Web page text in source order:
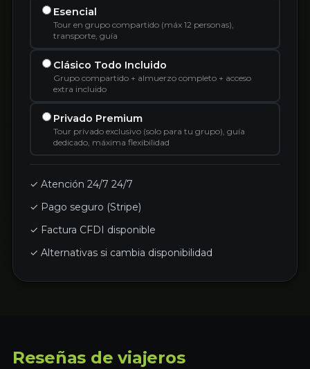
Esencial
Tour en grupo compartido (máx 12 personas),
transporte, guía
Clásico Todo Incluido
Grupo compartido + almuerzo completo + acceso
extra incluido
Privado Premium
Tour privado exclusivo (solo para tu grupo), guía
dedicado, máxima flexibilidad
✓ Atención 24/7 24/7
✓ Pago seguro (Stripe)
✓ Factura CFDI disponible
✓ Alternativas si cambia disponibilidad
Reseñas de viajeros